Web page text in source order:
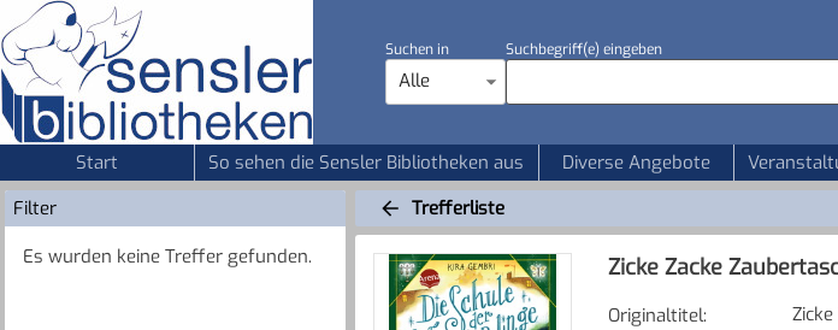
Suchen in
Alle
Suchbegriff(e) eingeben
Start So sehen die Sensler Bibliotheken aus Diverse Angebote
Filter
Es wurden keine Treffer gefunden.
Trefferliste
Zicke Zacke
Originaltitel: